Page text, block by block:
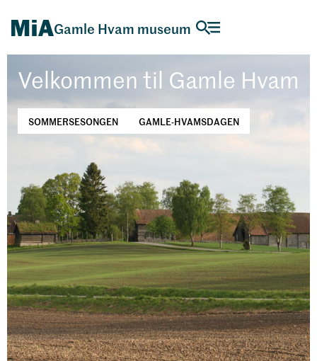
Gamle Hvam museum
Velkommen til Gamle Hvam
SOMMERSESONGEN GAMLE-HVAMSDAGEN